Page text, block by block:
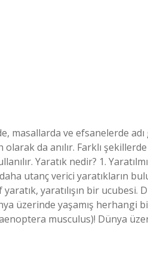
masallarda ve efsanelerde adı
da anılır. Farklı
Yaratık nedir? 1.
utanç verici yaratıkların
yaratılışın bir ucubesi.
üzerinde yaşamış herhangi
musculus)! Dünya